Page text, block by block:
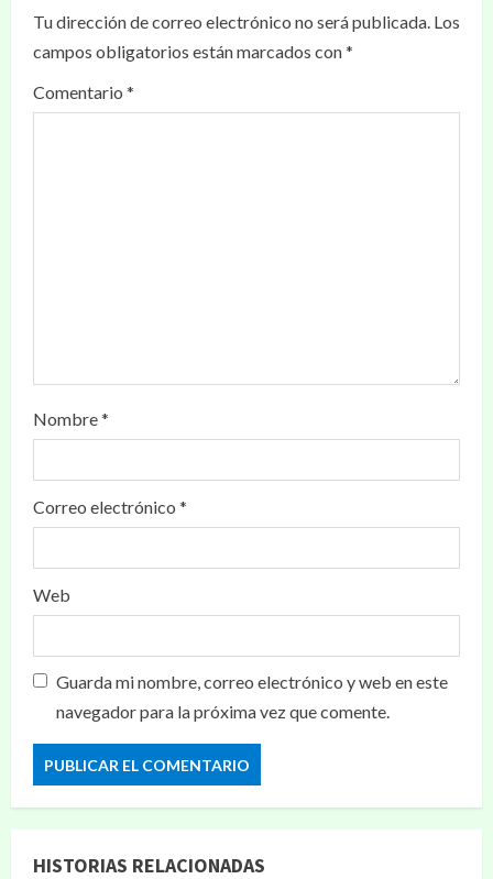
Tu dirección de correo electrónico no será publicada. Los
campos obligatorios están marcados con*
Comentario *
Nombre*
Correo electrónico *
Web
Guarda mi nombre, correo electrónico y web en este
navegador para la próxima vez que comente.
HISTORIAS RELACIONADAS